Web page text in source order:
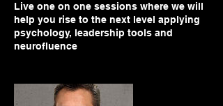
Live one on one sessions where we will
help you rise to the next level applying
psychology, leadership tools and
neurofluence